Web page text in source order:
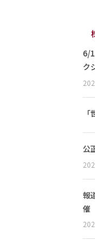
6/
ク
公
報
催